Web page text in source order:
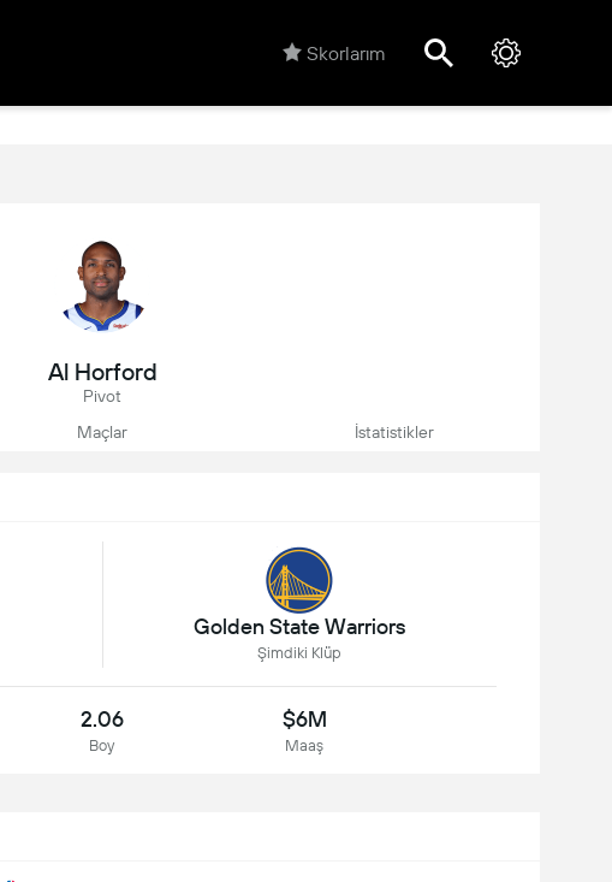
Skorlarım
Al Horford
Pivot
Maçlar İstatistikler
Golden State Warriors
Şimdiki Klüp
2.06
Boy
$6M
Maaş